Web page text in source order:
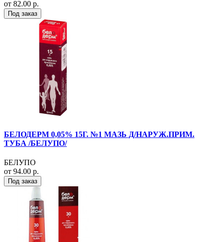
от 82.00 р.
Под заказ
БЕЛОДЕРМ 0,05% 15Г. №1 МАЗЬ Д/НАРУЖ.ПРИМ.
ТУБА /БЕЛУПО/
БЕЛУПО
от 94.00 р.
Под заказ